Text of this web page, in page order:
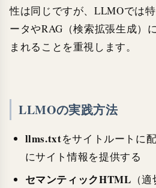
性は同じですが、LLMOでは
ータやRAG（検索拡張生成）
まれることを重視します。
LLMOの実践方法
llms.txtをサイトルートに
にサイト情報を提供する
セマンティックHTML （